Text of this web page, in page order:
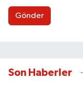
Gönder
Son Haberler